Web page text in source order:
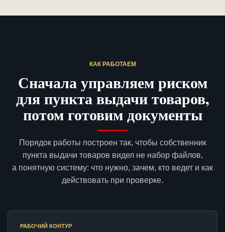
КАК РАБОТАЕМ
Сначала управляем риском
для пункта выдачи товаров,
потом готовим документы
Порядок работы построен так, чтобы собственник
пункта выдачи товаров видел не набор файлов,
а понятную систему: что нужно, зачем, кто ведет и как
действовать при проверке.
РАБОЧИЙ КОНТУР